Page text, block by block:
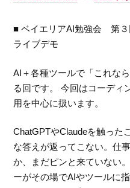
■ ベイエリアAI勉強会 第３
ライブデモ
AI＋各種ツールで「これな
る回です。 今回はコーディ
用を中心に扱います。
ChatGPTやClaudeを触った
な答えが返ってこない。仕
か、まだピンと来ていない
ーがその場でAIやツールに